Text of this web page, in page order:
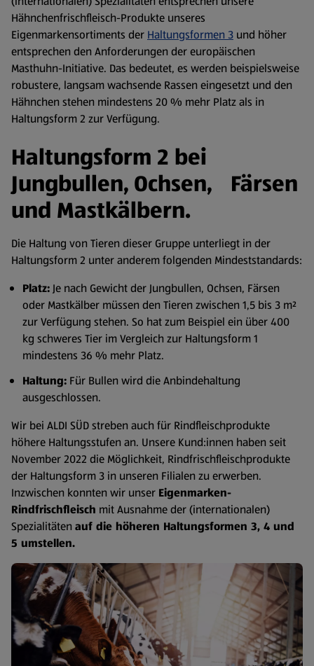
Hähnchenfrischfleisch-Produkte unseres
Eigenmarkensortiments der Haltungsformen 3 und höher
entsprechen den Anforderungen der europäischen
Masthuhn-Initiative. Das bedeutet, es werden beispielsweise
robustere, langsam wachsende Rassen eingesetzt und den
Hähnchen stehen mindestens 20 % mehr Platz als in
Haltungsform 2 zur Verfügung.
Haltungsform 2 bei
Jungbullen, Ochsen, Färsen
und Mastkälbern.
Die Haltung von Tieren dieser Gruppe unterliegt in der
Haltungsform 2 unter anderem folgenden Mindeststandards:
Platz:Je nach Gewicht der Jungbullen, Ochsen, Färsen
oder Mastkälber müssen den Tieren zwischen 1,5 bis 3 m²
zur Verfügung stehen. So hat zum Beispiel ein über 400
kg schweres Tier im Vergleich zur Haltungsform 1
mindestens 36 % mehr Platz.
Haltung: Für Bullen wird die Anbindehaltung
ausgeschlossen.
Wir bei ALDI SÜD streben auch für Rindfleischprodukte
höhere Haltungsstufen an. Unsere Kund:innen haben seit
November 2022 die Möglichkeit, Rindfrischfleischprodukte
der Haltungsform 3 in unseren Filialen zu erwerben.
Inzwischen konnten wir unser Eigenmarken-
Rindfrischfleisch mit Ausnahme der (internationalen)
Spezialitäten auf die höheren Haltungsformen 3, 4 und
5 umstellen.